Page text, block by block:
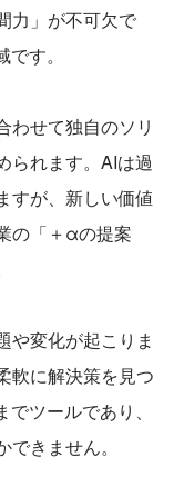
力」が不可欠で
す。
わせて独自のソリ
られます。AIは過
すが、新しい価値
の「＋αの提案
や変化が起こりま
軟に解決策を見つ
ツールであり、
きません。